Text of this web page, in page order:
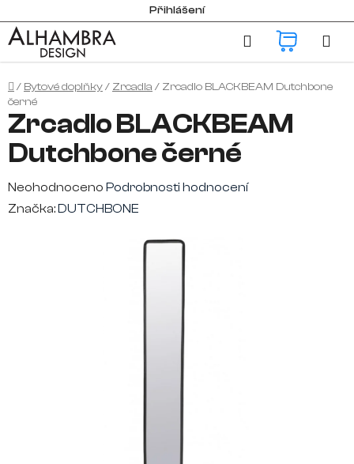
na
obsah
Přihlášení
Hledat
Domů
/ Bytové doplňky/ Zrcadla / Zrcadlo BLACKBEAM Dutchbone
černé
Zrcadlo BLACKBEAM
Dutchbone černé
Průměrné
hodnocení
Neohodnoceno Podrobnosti hodnocení
Značka:DUTCHBONE